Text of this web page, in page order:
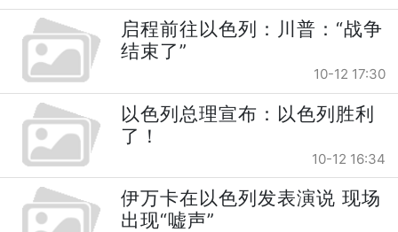
启程前往以色列：川普：“战争
结束了”
10-12 17:30
以色列总理宣布：以色列胜利
了！
10-12 16:34
伊万卡在以色列发表演说 现场
出现“嘘声”